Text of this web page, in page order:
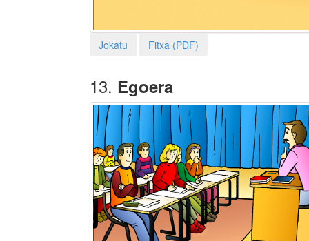
Jokatu Fitxa (PDF)
13. Egoera